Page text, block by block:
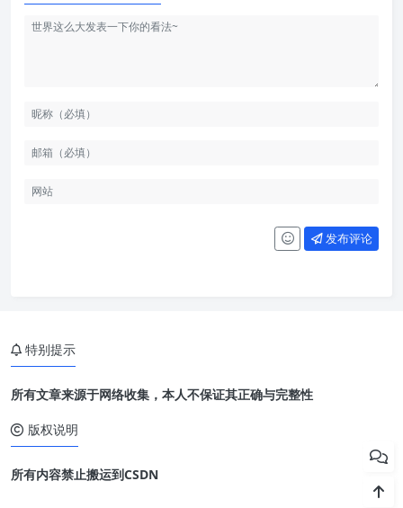
发布评论
特别提示
所有文章来源于网络收集，本人不保证其正确与完整性
版权说明
所有内容禁止搬运到CSDN